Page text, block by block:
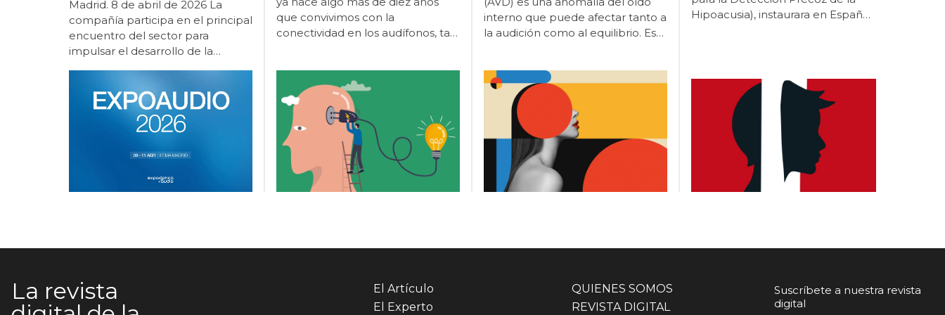
Madrid. 8 de abril de 2026 La
compañía participa en el principal
encuentro del sector para
impulsar el desarrollo de la
empresarial. Beltone participa un
año más en ExpoÓptica 2026, el
principal encuentro profesional
España, que se celebra del 9 al 11
de abril en IFEMA Madrid
(pabellón 10, stand E12). Con
experiencia directa con la
podrán interactuar con las
soluciones tecnológicas y conocer
La revista
El Artículo
El Experto
QUIENES SOMOS
REVISTA DIGITAL
Suscríbete a nuestra revista
digital